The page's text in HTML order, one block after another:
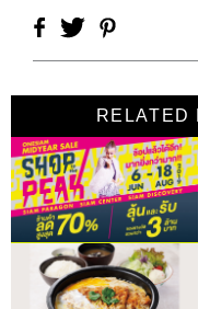
RELATED